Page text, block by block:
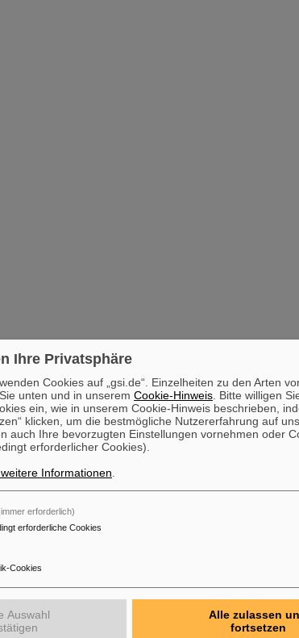
Ihre Privatsphäre
Cookies auf „gsi.de“. Einzelheiten zu den Arten
unten und in unserem Cookie-Hinweis . Bitte willigen
ein, wie in unserem Cookie-Hinweis beschrieben,
klicken, um die bestmögliche Nutzererfahrung auf
auch Ihre bevorzugten Einstellungen vornehmen oder
erforderlicher Cookies).
Informationen
erforderlich)
erforderliche Cookies
Cookies
Auswahl
Alle zulassen
fortsetzen